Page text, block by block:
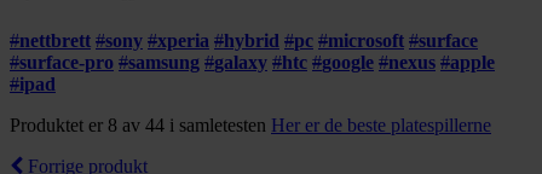
#nettbrett #sony #xperia #hybrid #pc #microsoft #surface
#surface-pro #samsung #galaxy #htc #google #nexus #apple
#ipad
Produktet er 8 av 44 i samletesten Her er de beste platespillerne
Forrige produkt